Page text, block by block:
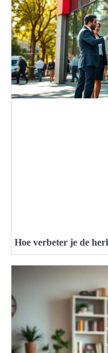
Hoe verbeter je de